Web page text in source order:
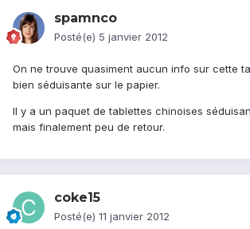
spamnco
Posté(e) 5 janvier 2012
On ne trouve quasiment aucun info sur cette
bien séduisante sur le papier.
Il y a un paquet de tablettes chinoises
mais finalement peu de retour.
coke15
Posté(e) 11 janvier 2012